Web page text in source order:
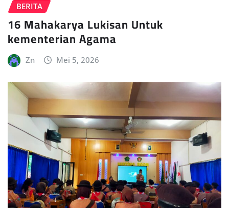
BERITA
16 Mahakarya Lukisan Untuk
kementerian Agama
Zn Mei 5, 2026